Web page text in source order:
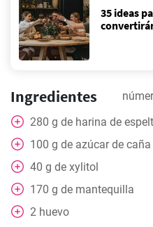
35 ideas
Ingredientes
280 g de harina de
100 g de azúcar de caña
40 g de xylitol
170 g de mantequilla
2 huevo